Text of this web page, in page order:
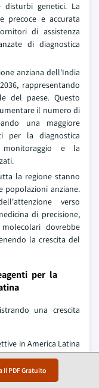
Il PDF Gratuito
disturbi genetici. La
precoce e accurata
di assistenza
di diagnostica
anziana dell'India
rappresentando
del paese. Questo
il numero di
una maggiore
per la diagnostica
e la
la regione stanno
popolazioni anziane.
verso
di precisione,
dovrebbe
la crescita del
per la
una crescita
in America Latina
del settore delle
molecolare.
HIV, epatite e altre